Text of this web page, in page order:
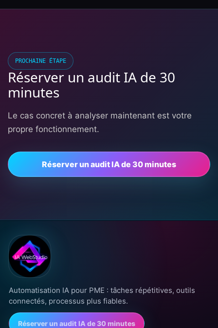
PROCHAINE ÉTAPE
Réserver un audit IA de 30
minutes
Le cas concret à analyser maintenant est votre
propre fonctionnement.
Réserver un audit IA de 30 minutes
Automatisation IA pour PME : tâches répétitives, outils
connectés, processus plus fiables.
Réserver un audit IA de 30 minutes